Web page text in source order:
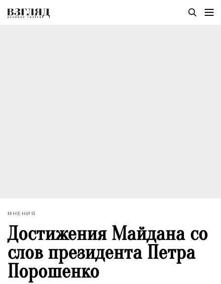
МНЕНИЯ
Достижения Майдана со
слов президента Петра
Порошенко